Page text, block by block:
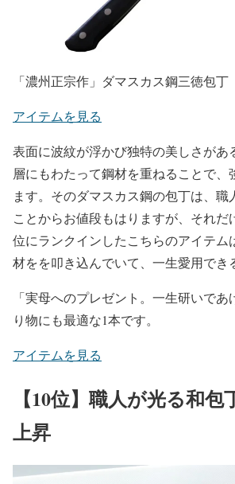
「濃州正宗作」ダマスカス鋼三徳包丁
アイテムを見る
表面に波紋が浮かび独特の美しさがあ
層にもわたって鋼材を重ねることで、
ます。そのダマスカス鋼の包丁は、職
ことからお値段もはりますが、それだ
位にランクインしたこちらのアイテム
材をを叩き込んでいて、一生愛用でき
「実母へのプレゼント。一生研いで
り物にも最適な1本です。
アイテムを見る
【10位】職人が光る和
上昇